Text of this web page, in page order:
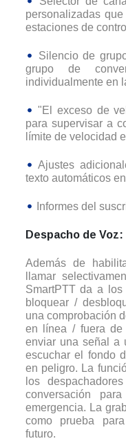
personalizadas
estaciones de
Silencio de
grupo de
individualmente en
"El exceso de
para supervisar a
límite de velocidad
Ajustes
texto automáticos
Informes del
Despacho de Voz:
Además de
llamar
SmartPTT da a
bloquear /
una comprobación
en línea / fuera de
enviar una señal a
escuchar el fondo
en peligro. La
los
conversación
emergencia. La
como prueba
futuro.